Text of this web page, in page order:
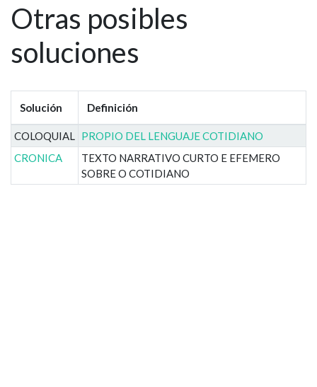
Otras posibles
soluciones
Solución Definición
COLOQUIAL
PROPIO DEL LENGUAJE COTIDIANO
CRONICA
TEXTO NARRATIVO CURTO E EFEMERO
SOBRE O COTIDIANO